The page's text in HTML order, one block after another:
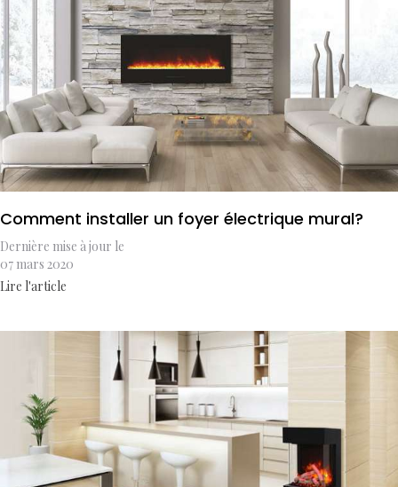
Comment installer un foyer électrique mural?
Dernière mise à jour le
07 mars 2020
Lire l'article